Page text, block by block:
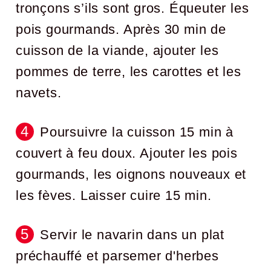
tronçons s’ils sont gros. Équeuter les
pois gourmands. Après 30 min de
cuisson de la viande, ajouter les
pommes de terre, les carottes et les
navets.
Poursuivre la cuisson 15 min à
couvert à feu doux. Ajouter les pois
gourmands, les oignons nouveaux et
les fèves. Laisser cuire 15 min.
Servir le navarin dans un plat
préchauffé et parsemer d'herbes